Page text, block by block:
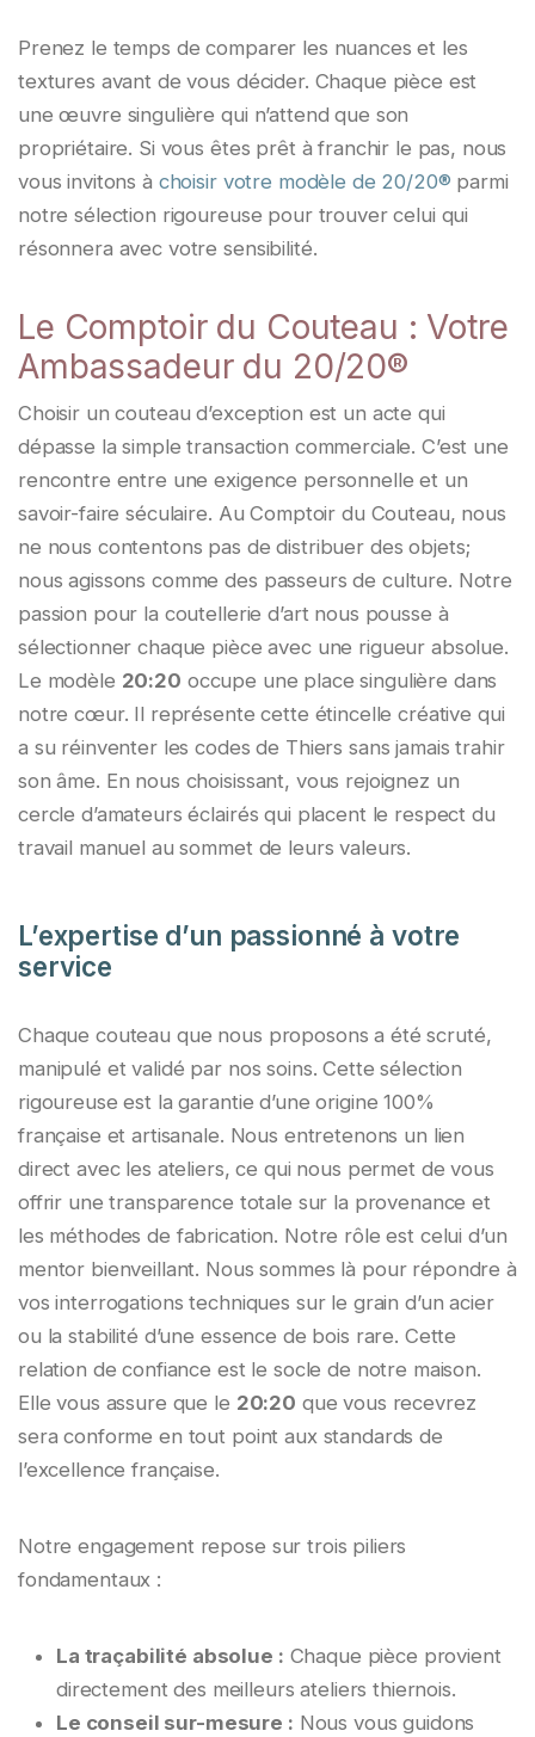
Prenez le temps de comparer les nuances et les
textures avant de vous décider. Chaque pièce est
une œuvre singulière qui n’attend que son
propriétaire. Si vous êtes prêt à franchir le pas, nous
vous invitons à choisir votre modèle de 20/20® parmi
notre sélection rigoureuse pour trouver celui qui
résonnera avec votre sensibilité.
Le Comptoir du Couteau : Votre
Ambassadeur du 20/20®
Choisir un couteau d’exception est un acte qui
dépasse la simple transaction commerciale. C’est une
rencontre entre une exigence personnelle et un
savoir-faire séculaire. Au Comptoir du Couteau, nous
ne nous contentons pas de distribuer des objets;
nous agissons comme des passeurs de culture. Notre
passion pour la coutellerie d’art nous pousse à
sélectionner chaque pièce avec une rigueur absolue.
Le modèle 20:20 occupe une place singulière dans
notre cœur. Il représente cette étincelle créative qui
a su réinventer les codes de Thiers sans jamais trahir
son âme. En nous choisissant, vous rejoignez un
cercle d’amateurs éclairés qui placent le respect du
travail manuel au sommet de leurs valeurs.
L’expertise d’un passionné à votre
service
Chaque couteau que nous proposons a été scruté,
manipulé et validé par nos soins. Cette sélection
rigoureuse est la garantie d’une origine 100%
française et artisanale. Nous entretenons un lien
direct avec les ateliers, ce qui nous permet de vous
offrir une transparence totale sur la provenance et
les méthodes de fabrication. Notre rôle est celui d’un
mentor bienveillant. Nous sommes là pour répondre à
vos interrogations techniques sur le grain d’un acier
ou la stabilité d’une essence de bois rare. Cette
relation de confiance est le socle de notre maison.
Elle vous assure que le 20:20 que vous recevrez
sera conforme en tout point aux standards de
l’excellence française.
Notre engagement repose sur trois piliers
fondamentaux :
La traçabilité absolue : Chaque pièce provient
directement des meilleurs ateliers thiernois.
Le conseil sur-mesure : Nous vous guidons